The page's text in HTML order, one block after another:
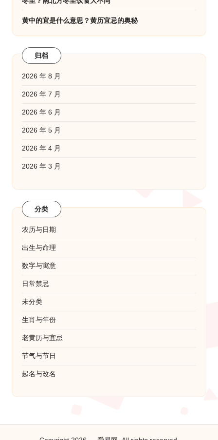
黄中的宜是什么意思？黄历宜忌的奥秘
归档
2026 年 8 月
2026 年 7 月
2026 年 6 月
2026 年 5 月
2026 年 4 月
2026 年 3 月
分类
农历与日期
出生与命理
数字与寓意
日常禁忌
未分类
生肖与年份
老黄历与宜忌
节气与节日
起名与改名